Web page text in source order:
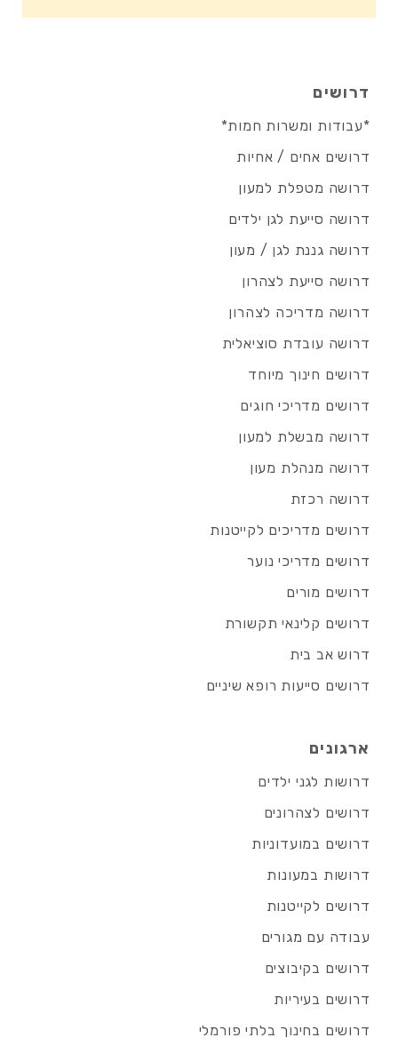
דרושים
*עבודות ומשרות חמות*
דרושים אחים / אחיות
דרושה מטפלת למעון
דרושה סייעת לגן ילדים
דרושה גננת לגן / מעון
דרושה סייעת לצהרון
דרושה מדריכה לצהרון
דרושה עובדת סוציאלית
דרושים חינוך מיוחד
דרושים מדריכי חוגים
דרושה מבשלת למעון
דרושה מנהלת מעון
דרושה רכזת
דרושים מדריכים לקייטנות
דרושים מדריכי נוער
דרושים מורים
דרושים קלינאי תקשורת
דרוש אב בית
דרושים סייעות רופא שיניים
ארגונים
דרושות לגני ילדים
דרושים לצהרונים
דרושים במועדוניות
דרושות במעונות
דרושים לקייטנות
עבודה עם מגורים
דרושים בקיבוצים
דרושים בעיריות
דרושים בחינוך בלתי פורמלי